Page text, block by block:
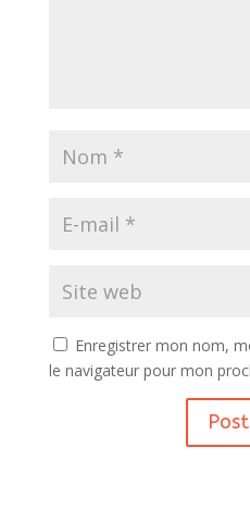
Enregistrer mon nom,
le navigateur pour mon